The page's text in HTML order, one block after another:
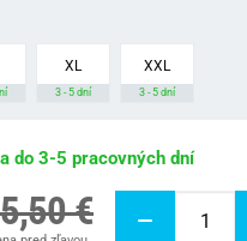
XL
3 - 5 dní
XXL
3 - 5 dní
do 3-5 pracovných dní
€